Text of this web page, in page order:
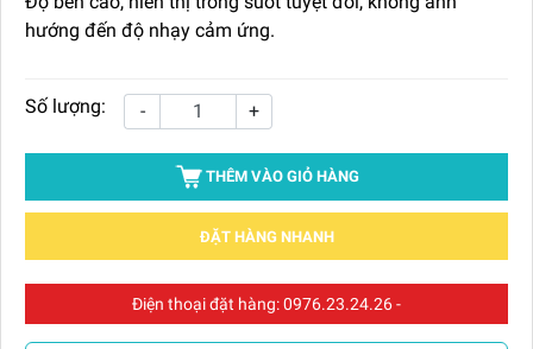
hướng đến độ nhạy cảm ứng.
Số lượng: - +
THÊM VÀO GIỎ HÀNG
ĐẶT HÀNG NHANH
Điện thoại đặt hàng:0976.23.24.26-